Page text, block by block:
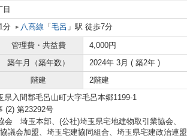
目
分 八高線 「 毛呂 」駅 徒歩7分
管理費・共益費
4,000円
築年月（築年数）
2024年 3月 ( 築2年 )
階建 2階建
県入間郡毛呂山町大字毛呂本郷1199-1
(2) 第23292号
会 埼玉本部、(公社)埼玉県宅地建物取引業協会、
議会加盟、埼玉宅建協同組合、埼玉県宅建政治連盟